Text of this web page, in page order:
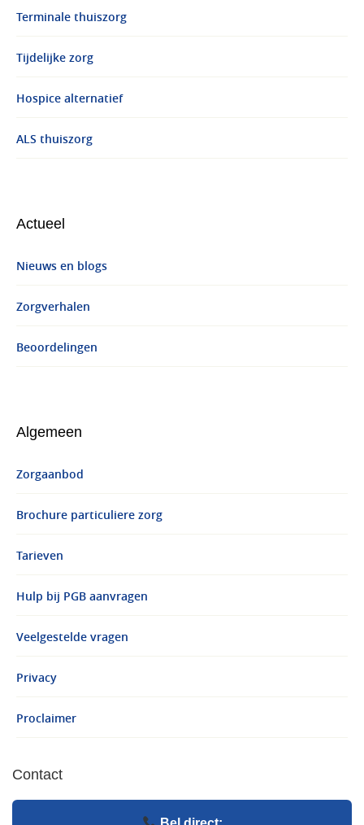
Terminale thuiszorg
Tijdelijke zorg
Hospice alternatief
ALS thuiszorg
Actueel
Nieuws en blogs
Zorgverhalen
Beoordelingen
Algemeen
Zorgaanbod
Brochure particuliere zorg
Tarieven
Hulp bij PGB aanvragen
Veelgestelde vragen
Privacy
Proclaimer
Contact